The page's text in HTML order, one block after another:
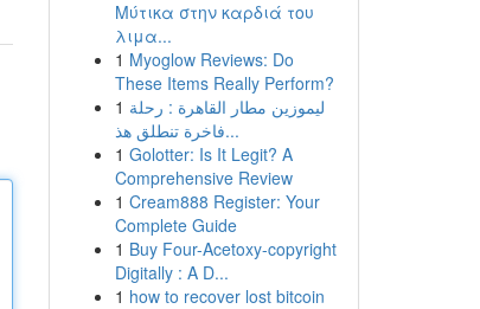
Μύτικα στην καρδιά του
λιμα...
1 Myoglow Reviews: Do
These Items Really Perform?
1 ليموزين مطار القاهرة : رحلة
فاخرة تنطلق هذ...
1 Golotter: Is It Legit? A
Comprehensive Review
1 Cream888 Register: Your
Complete Guide
1 Buy Four-Acetoxy-copyright
Digitally : A D...
1 how to recover lost bitcoin